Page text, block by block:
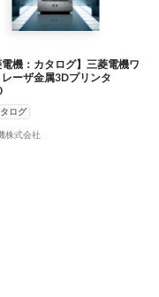
電機：カタログ】三菱電機ワ
レーザ金属3Dプリンタ
ログ
株式会社